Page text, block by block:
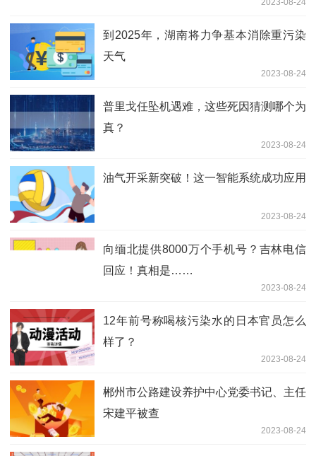
到2025年，湖南将力争基本消除重污染
天气
2023-08-24
普里戈任坠机遇难，这些死因猜测哪个为
真？
2023-08-24
油气开采新突破！这一智能系统成功应用
2023-08-24
向缅北提供8000万个手机号？吉林电信
回应！真相是……
2023-08-24
12年前号称喝核污染水的日本官员怎么
样了？
2023-08-24
郴州市公路建设养护中心党委书记、主任
宋建平被查
2023-08-24